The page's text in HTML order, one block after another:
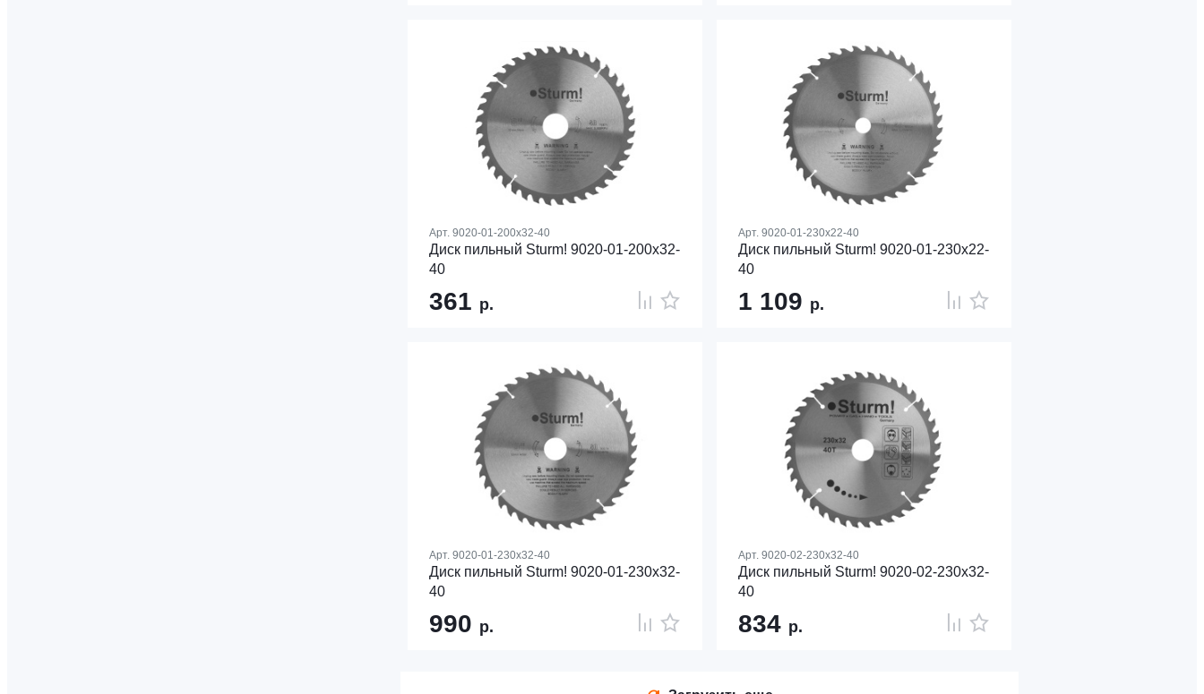
Арт. 9020-01-200x32-40
Диск пильный Sturm! 9020-01-200x32-
40
361 р.
Арт. 9020-01-230x22-40
Диск пильный Sturm! 9020-01-230x22-
40
1 109 р.
Арт. 9020-01-230x32-40
Диск пильный Sturm! 9020-01-230x32-
40
990 р.
Арт. 9020-02-230x32-40
Диск пильный Sturm! 9020-02-230x32-
40
834 р.